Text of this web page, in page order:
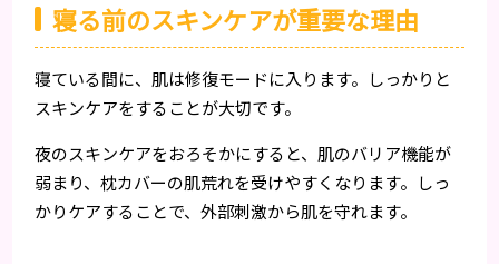
寝る前のスキンケアが重要な理由
寝ている間に、肌は修復モードに入ります。しっかりと
スキンケアをすることが大切です。
夜のスキンケアをおろそかにすると、肌のバリア機能が
弱まり、枕カバーの肌荒れを受けやすくなります。しっ
かりケアすることで、外部刺激から肌を守れます。